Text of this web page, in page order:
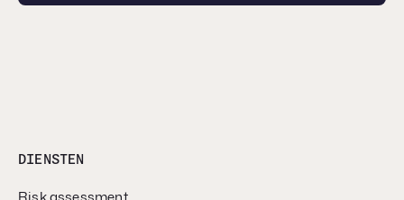
DIENSTEN